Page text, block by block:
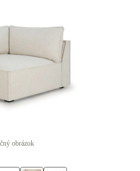
obrázok